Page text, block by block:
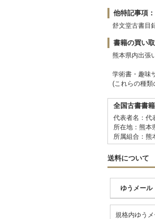
他特記事項：
舒文堂古書目
書籍の買い
熊本県内出張
学術書・趣味
(これらの種
全国古書書
代表者名：
所在地：熊
所属組合：熊
送料について
ゆうメール
規格内ゆう